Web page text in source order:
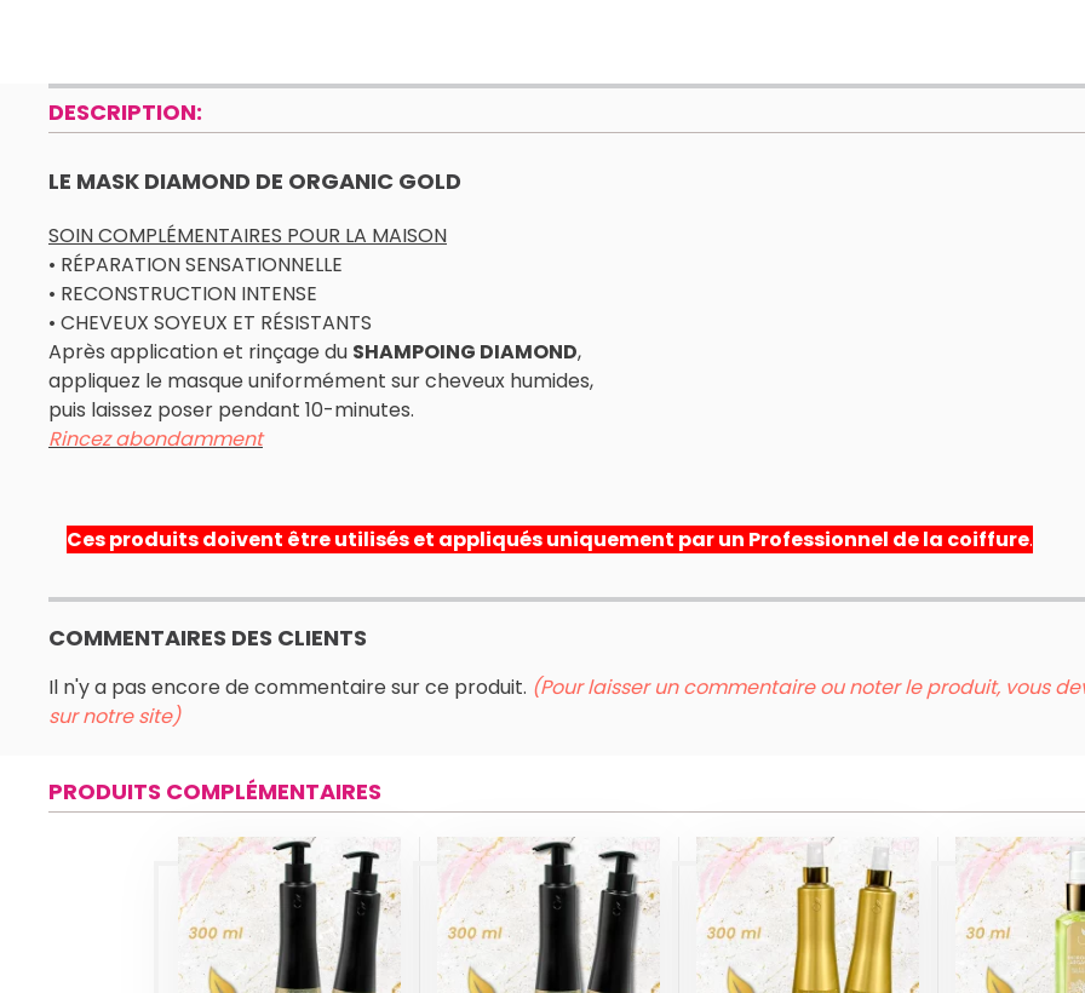
DESCRIPTION:
LE MASK DIAMOND DE ORGANIC GOLD
SOIN COMPLÉMENTAIRES POUR LA MAISON
• RÉPARATION SENSATIONNELLE
• RECONSTRUCTION INTENSE
• CHEVEUX SOYEUX ET RÉSISTANTS
Après application et rinçage du SHAMPOING DIAMOND,
appliquez le masque uniformément sur cheveux humides,
puis laissez poser pendant 10-minutes.
Rincez abondamment
Ces produits doivent être utilisés et appliqués uniquement par un Professionnel de la coiffure.
COMMENTAIRES DES CLIENTS
Il n'y a pas encore de commentaire sur ce produit. (Pour laisser un commentaire ou noter le produit, vous
sur notre site)
PRODUITS COMPLÉMENTAIRES
SHAMPOING
DIAMOND
ORGANIC
GOLD
APRÈS
SHAMPOING
DIAMOND
ORGANIC
GOLD
SOIN THERMO
21 EN 1
ORGANIC
GOLD
SERUM